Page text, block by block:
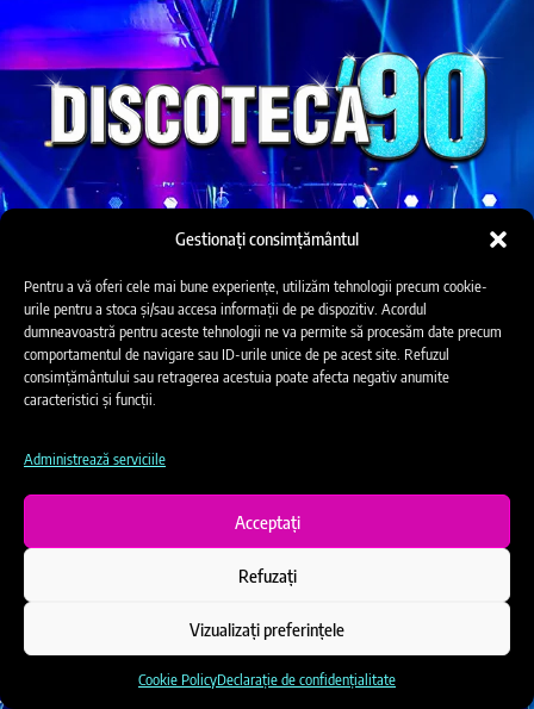
Gestionați consimțământul
Pentru a vă oferi cele mai bune experiențe, utilizăm tehnologii precum cookie-
urile pentru a stoca și/sau accesa informații de pe dispozitiv. Acordul
dumneavoastră pentru aceste tehnologii ne va permite să procesăm date precum
comportamentul de navigare sau ID-urile unice de pe acest site. Refuzul
consimțământului sau retragerea acestuia poate afecta negativ anumite
caracteristici și funcții.
Administrează serviciile
Acceptați
Refuzați
Vizualizați preferințele
Cookie PolicyDeclarație de confidențialitate